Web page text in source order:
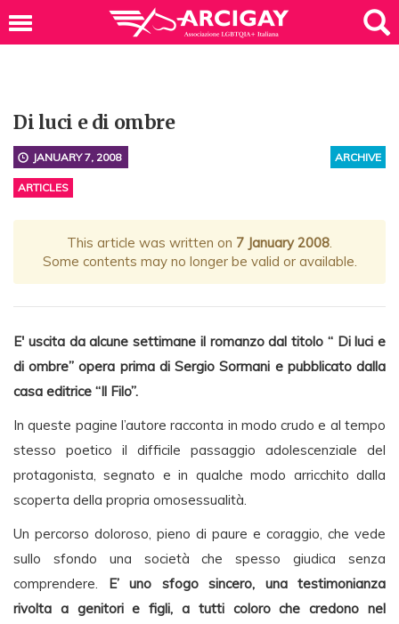
Di luci e di ombre
ARCHIVE
JANUARY 7, 2008
ARTICLES
This article was written on 7 January 2008.
Some contents may no longer be valid or available.
E' uscita da alcune settimane il romanzo dal titolo “ Di luci e
di ombre” opera prima di Sergio Sormani e pubblicato dalla
casa editrice “Il Filo”.
In queste pagine l’autore racconta in modo crudo e al tempo
stesso poetico il difficile passaggio adolescenziale del
protagonista, segnato e in qualche modo arricchito dalla
scoperta della propria omosessualità.
Un percorso doloroso, pieno di paure e coraggio, che vede
sullo sfondo una società che spesso giudica senza
comprendere. E’ uno sfogo sincero, una testimonianza
rivolta a genitori e figli, a tutti coloro che credono nel